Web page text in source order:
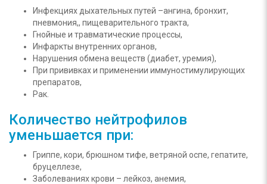
Инфекциях дыхательных путей –ангина, бронхит,
пневмония,, пищеварительного тракта,
Гнойные и травматические процессы,
Инфаркты внутренних органов,
Нарушения обмена веществ (диабет, уремия),
При прививках и применении иммуностимулирующих
препаратов,
Рак.
Количество нейтрофилов
уменьшается при:
Гриппе, кори, брюшном тифе, ветряной оспе, гепатите,
бруцеллезе,
Заболеваниях крови – лейкоз, анемия,